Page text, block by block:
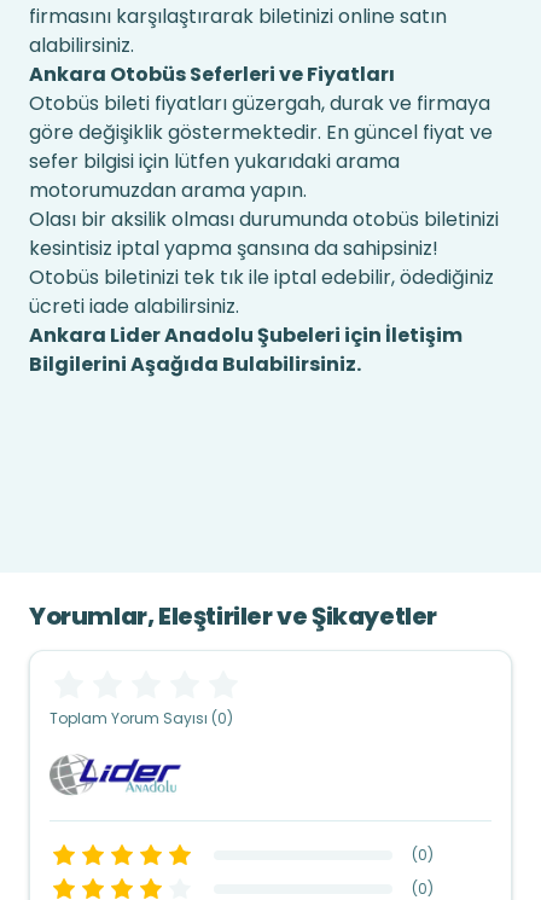
firmasını karşılaştırarak biletinizi online satın
alabilirsiniz.
Ankara Otobüs Seferleri ve Fiyatları
Otobüs bileti fiyatları güzergah, durak ve firmaya
göre değişiklik göstermektedir. En güncel fiyat ve
sefer bilgisi için lütfen yukarıdaki arama
motorumuzdan arama yapın.
Olası bir aksilik olması durumunda otobüs biletinizi
kesintisiz iptal yapma şansına da sahipsiniz!
Otobüs biletinizi tek tık ile iptal edebilir, ödediğiniz
ücreti iade alabilirsiniz.
Ankara Lider Anadolu Şubeleri için İletişim
Bilgilerini Aşağıda Bulabilirsiniz.
Yorumlar, Eleştiriler ve Şikayetler
Toplam Yorum Sayısı (0)
(0)
(0)